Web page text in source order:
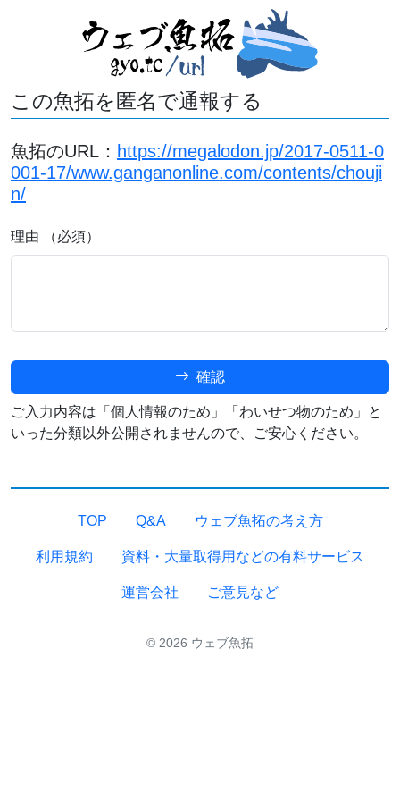
この魚拓を匿名で通報する
魚拓のURL： https://megalodon.jp/2017-0511-0
001-17/www.ganganonline.com/contents/chouji
n/
理由 （必須）
確認
ご入力内容は「個人情報のため」「わいせつ物のため」と
いった分類以外公開されませんので、ご安心ください。
TOP Q&A ウェブ魚拓の考え方
利用規約 資料・大量取得用などの有料サービス
運営会社 ご意見など
© 2026 ウェブ魚拓